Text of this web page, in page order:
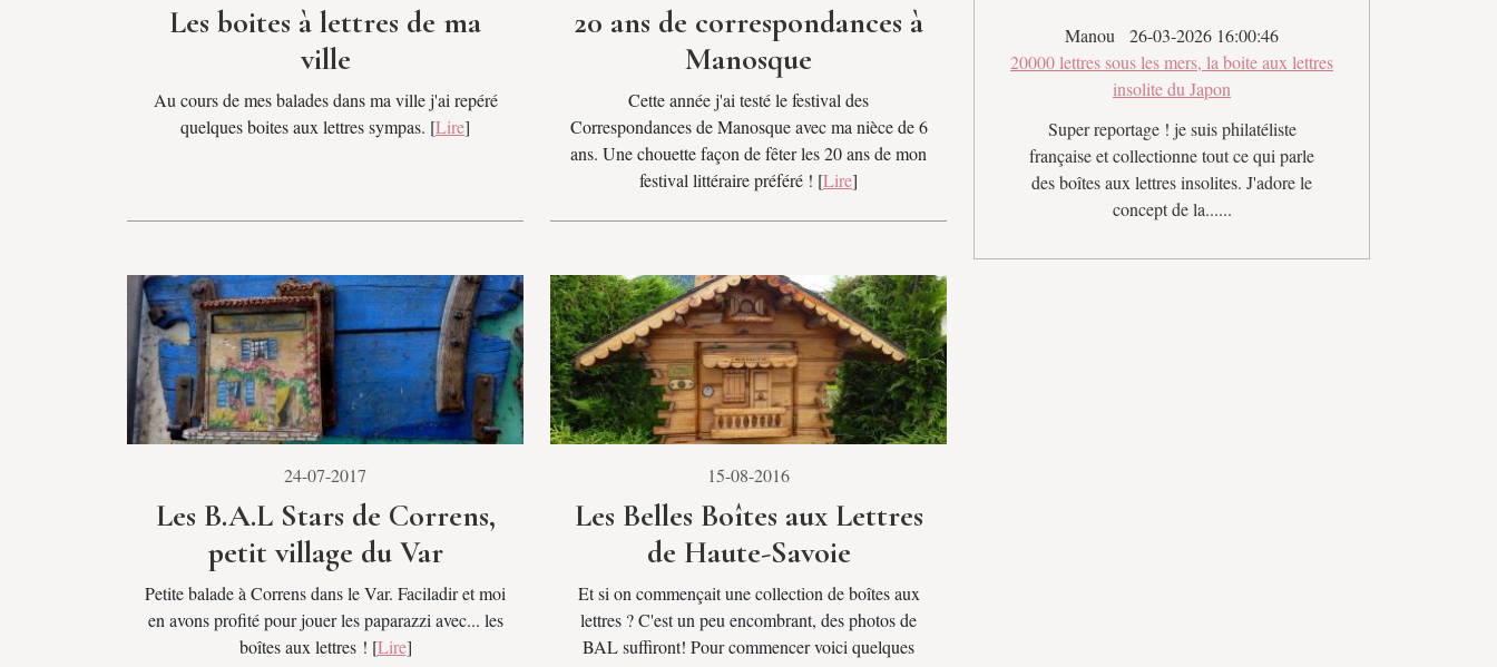
Les boites à lettres de ma
ville
Au cours de mes balades dans ma ville j'ai repéré
quelques boites aux lettres sympas. [Lire]
20 ans de correspondances à
Manosque
Cette année j'ai testé le festival des
Correspondances de Manosque avec ma nièce de 6
ans. Une chouette façon de fêter les 20 ans de mon
festival littéraire préféré ! [Lire]
24-07-2017
Les B.A.L Stars de Correns,
petit village du Var
Petite balade à Correns dans le Var. Faciladir et moi
en avons profité pour jouer les paparazzi avec... les
boîtes aux lettres ! [Lire]
15-08-2016
Les Belles Boîtes aux Lettres
de Haute-Savoie
Et si on commençait une collection de boîtes aux
lettres ? C'est un peu encombrant, des photos de
BAL suffiront! Pour commencer voici quelques
Manou 26-03-2026 16:00:46
20000 lettres sous les mers, la boite aux lettres
insolite du Japon
Super reportage ! je suis philatéliste
française et collectionne tout ce qui parle
des boîtes aux lettres insolites. J'adore le
concept de la......